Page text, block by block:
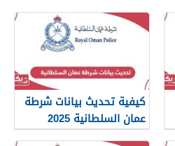
كيفية تحديث بيانات شرطة
عمان السلطانية 2025